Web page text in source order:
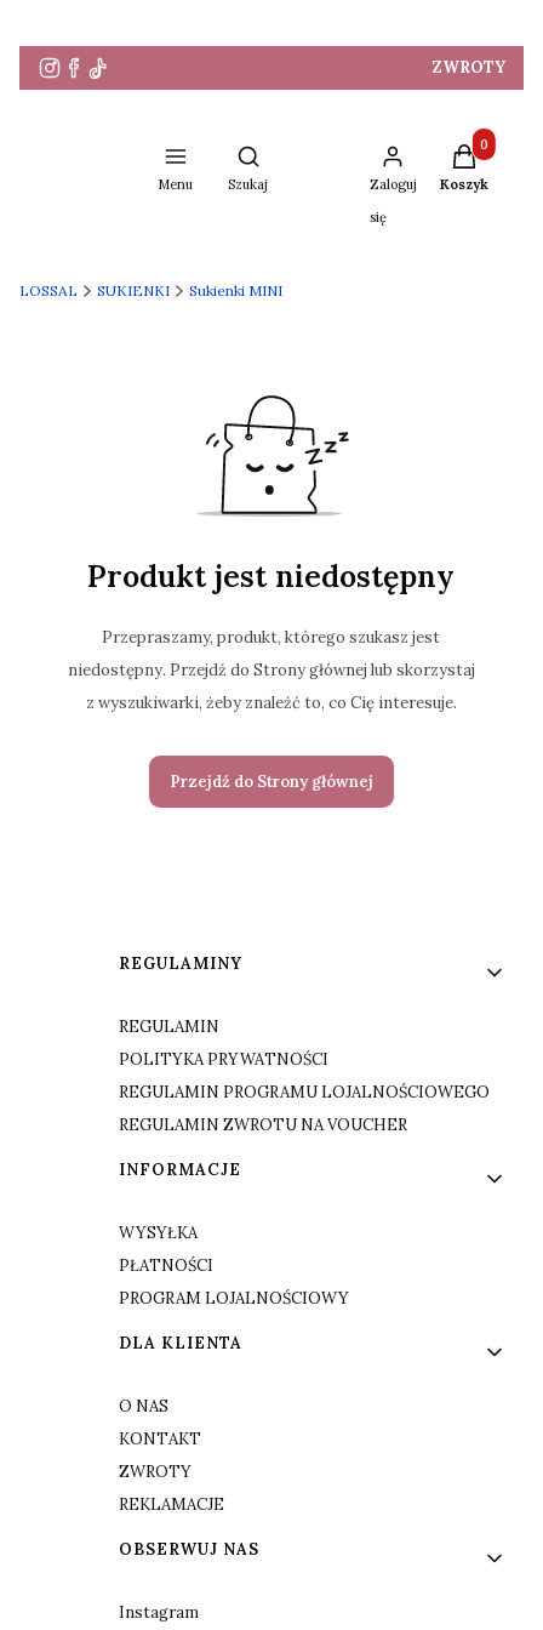
ZWROTY
Menu
Otwórz wyszukiwarkę
Szukaj
Zaloguj
się
Produkty
Koszyk
LOSSAL SUKIENKI Sukienki MINI
Produkt jest niedostępny
Przepraszamy, produkt, którego szukasz jest
niedostępny. Przejdź do Strony głównej lub skorzystaj
z wyszukiwarki, żeby znaleźć to, co Cię interesuje.
Przejdź do Strony głównej
Linki w stopce
REGULAMINY
REGULAMIN
POLITYKA PRYWATNOŚCI
REGULAMIN PROGRAMU LOJALNOŚCIOWEGO
REGULAMIN ZWROTU NA VOUCHER
INFORMACJE
WYSYŁKA
PŁATNOŚCI
PROGRAM LOJALNOŚCIOWY
DLA KLIENTA
O NAS
KONTAKT
ZWROTY
REKLAMACJE
OBSERWUJ NAS
Instagram